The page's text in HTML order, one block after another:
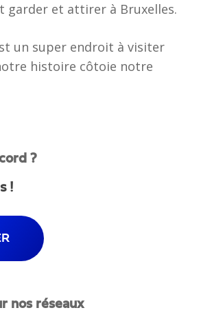
garder et attirer à Bruxelles.
un super endroit à visiter
histoire côtoie notre
?
!
nos réseaux